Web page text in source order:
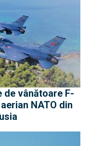
de vânătoare F-
NATO din